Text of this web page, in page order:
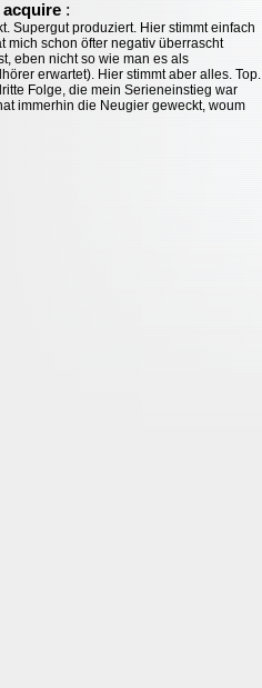
acquire :
Supergut produziert. Hier stimmt einfach
mich schon öfter negativ überrascht
eben nicht so wie man es als
erwartet). Hier stimmt aber alles. Top.
Folge, die mein Serieneinstieg war
immerhin die Neugier geweckt, woum